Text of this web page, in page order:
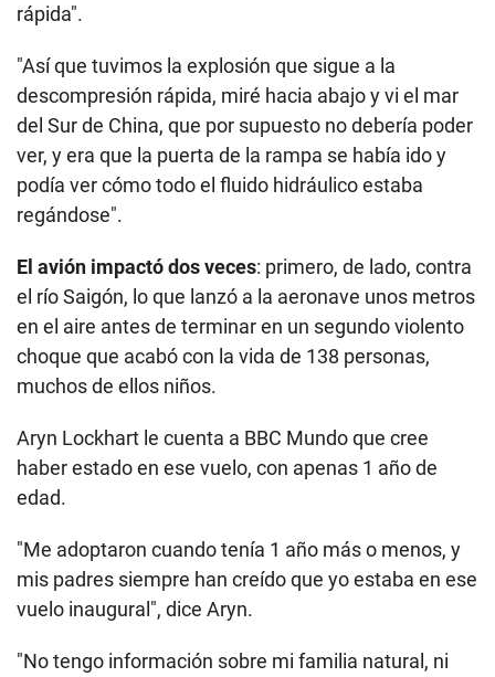
rápida".
"Así que tuvimos la explosión que sigue a la
descompresión rápida, miré hacia abajo y vi el mar
del Sur de China, que por supuesto no debería poder
ver, y era que la puerta de la rampa se había ido y
podía ver cómo todo el fluido hidráulico estaba
regándose".
El avión impactó dos veces: primero, de lado, contra
el río Saigón, lo que lanzó a la aeronave unos metros
en el aire antes de terminar en un segundo violento
choque que acabó con la vida de 138 personas,
muchos de ellos niños.
Aryn Lockhart le cuenta a BBC Mundo que cree
haber estado en ese vuelo, con apenas 1 año de
edad.
"Me adoptaron cuando tenía 1 año más o menos, y
mis padres siempre han creído que yo estaba en ese
vuelo inaugural", dice Aryn.
"No tengo información sobre mi familia natural, ni